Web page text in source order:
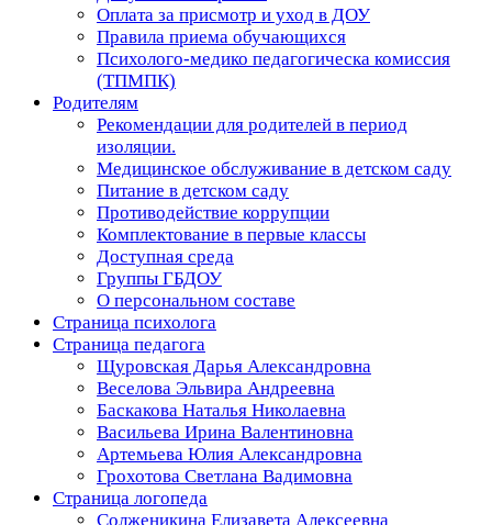
Оплата за присмотр и уход в ДОУ
Правила приема обучающихся
Психолого-медико педагогическа комиссия
(ТПМПК)
Родителям
Рекомендации для родителей в период
изоляции.
Медицинское обслуживание в детском саду
Питание в детском саду
Противодействие коррупции
Комплектование в первые классы
Доступная среда
Группы ГБДОУ
О персональном составе
Страница психолога
Страница педагога
Щуровская Дарья Александровна
Веселова Эльвира Андреевна
Баскакова Наталья Николаевна
Васильева Ирина Валентиновна
Артемьева Юлия Александровна
Грохотова Светлана Вадимовна
Страница логопеда
Солженикина Елизавета Алексеевна